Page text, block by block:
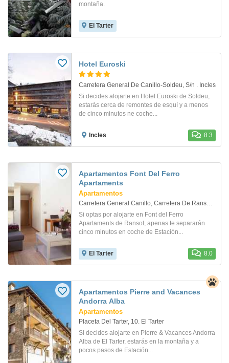
montaña.
El Tarter
Hotel Euroski
Carretera General De Canillo-Soldeu, S/n . Incles
Si decides alojarte en Hotel Euroski de Soldeu,
estarás cerca de remontes de esquí y a menos
de cinco minutos ne coche...
Incles 8.3
Apartamentos Font Del Ferro
Apartaments
Apartamentos
Carretera General Canillo, Carretera De Ransol - Edifici Font De Ferro. El Tarter
Si optas por alojarte en Font del Ferro
Apartaments de Ransol, apenas te separarán
cinco minutos en coche de Estación...
El Tarter 8.0
Apartamentos Pierre and Vacances
Andorra Alba
Apartamentos
Placeta Del Tarter, 10. El Tarter
Si decides alojarte en Pierre & Vacances Andorra
Alba de El Tarter, estarás en la montaña y a
pocos pasos de Estación...